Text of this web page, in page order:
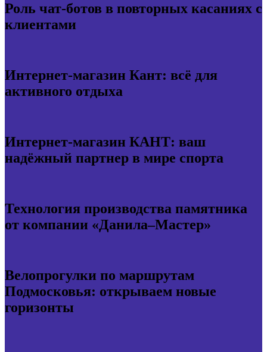
Роль чат-ботов в повторных касаниях с
клиентами
Интернет-магазин Кант: всё для
активного отдыха
Интернет-магазин КАНТ: ваш
надёжный партнер в мире спорта
Технология производства памятника
от компании «Данила–Мастер»
Велопрогулки по маршрутам
Подмосковья: открываем новые
горизонты